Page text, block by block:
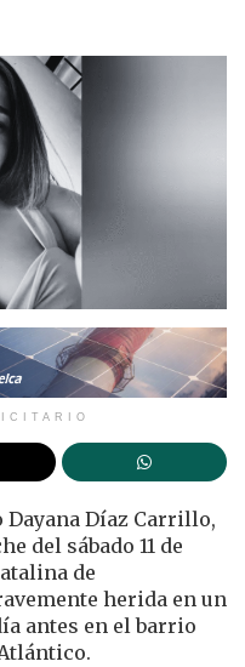
Díaz Carrillo,
del sábado 11 de
de
herida en un
antes en el barrio